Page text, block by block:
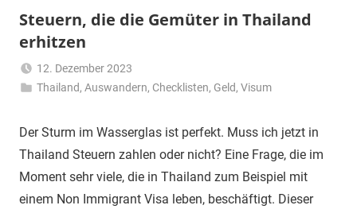
Steuern, die die Gemüter in Thailand
erhitzen
12. Dezember 2023
Matt
Thailand,Auswandern, Checklisten, Geld,Visum
Der Sturm im Wasserglas ist perfekt. Muss ich jetzt in
Thailand Steuern zahlen oder nicht? Eine Frage, die im
Moment sehr viele, die in Thailand zum Beispiel mit
einem Non Immigrant Visa leben, beschäftigt. Dieser